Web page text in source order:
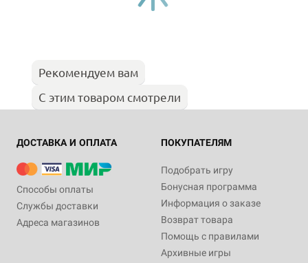
Рекомендуем вам
С этим товаром смотрели
ДОСТАВКА И ОПЛАТА
Способы оплаты
Службы доставки
Адреса магазинов
ПОКУПАТЕЛЯМ
Подобрать игру
Бонусная программа
Информация о заказе
Возврат товара
Помощь с правилами
Архивные игры